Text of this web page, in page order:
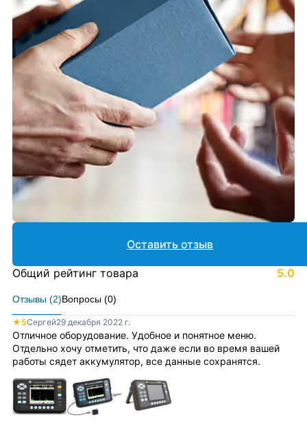
Отзывы (2)Вопросы (0)
★ 5Сергей29 декабря 2022 г.
Отличное оборудование. Удобное и понятное меню.
Отдельно хочу отметить, что даже если во время вашей
работы сядет аккумулятор, все данные сохранятся.
Оставить отзыв
Общий рейтинг товара 5.0